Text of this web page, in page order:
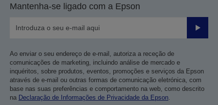
Mantenha-se ligado com a Epson
Enviar
Ao enviar o seu endereço de e-mail, autoriza a receção de
comunicações de marketing, incluindo análise de mercado e
inquéritos, sobre produtos, eventos, promoções e serviços da Epson
através de e-mail ou outras formas de comunicação eletrónica, com
base nas suas preferências e comportamento na web, como descrito
na Declaração de Informações de Privacidade da Epson.